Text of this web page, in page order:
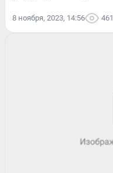
8 ноября, 2023, 14:56 461